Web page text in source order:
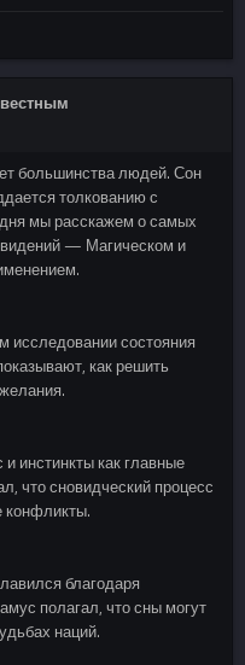
большинства людей. Сон
толкованию с
мы расскажем о самых
— Магическом и
исследовании состояния
как решить
инстинкты как главные
что сновидческий процесс
конфликты.
благодаря
полагал, что сны могут
наций.